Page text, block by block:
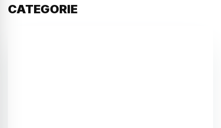
CATEGORIE